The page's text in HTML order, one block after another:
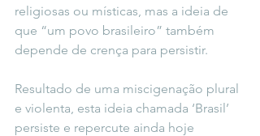
religiosas ou místicas, mas a ideia de
que “um povo brasileiro” também
depende de crença para persistir.
Resultado de uma miscigenação plural
e violenta, esta ideia chamada ‘Brasil’
persiste e repercute ainda hoje